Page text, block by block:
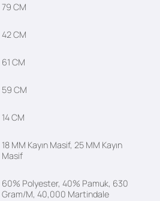
79 CM
42 CM
61 CM
59 CM
14 CM
18 MM Kayın Masif, 25 MM Kayın
Masif
60% Polyester, 40% Pamuk, 630
Gram/M, 40,000 Martindale